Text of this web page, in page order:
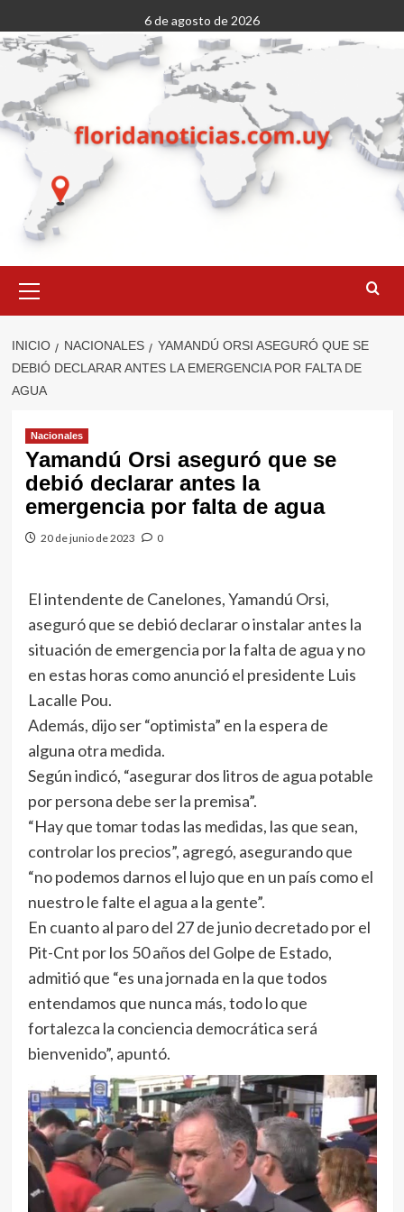
al
contenido
6 de agosto de 2026
primario
INICIO NACIONALES
YAMANDÚ ORSI ASEGURÓ QUE SE
DEBIÓ DECLARAR ANTES LA EMERGENCIA POR FALTA DE
AGUA
Nacionales
Yamandú Orsi aseguró que se
debió declarar antes la
emergencia por falta de agua
20 de junio de 2023 0
El intendente de Canelones, Yamandú Orsi,
aseguró que se debió declarar o instalar antes la
situación de emergencia por la falta de agua y no
en estas horas como anunció el presidente Luis
Lacalle Pou.
Además, dijo ser “optimista” en la espera de
alguna otra medida.
Según indicó, “asegurar dos litros de agua potable
por persona debe ser la premisa”.
“Hay que tomar todas las medidas, las que sean,
controlar los precios”, agregó, asegurando que
“no podemos darnos el lujo que en un país como el
nuestro le falte el agua a la gente”.
En cuanto al paro del 27 de junio decretado por el
Pit-Cnt por los 50 años del Golpe de Estado,
admitió que “es una jornada en la que todos
entendamos que nunca más, todo lo que
fortalezca la conciencia democrática será
bienvenido”, apuntó.